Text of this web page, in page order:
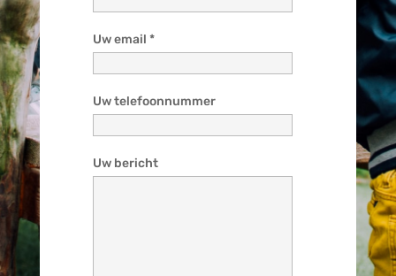
Uw email *
Uw telefoonnummer
Uw bericht